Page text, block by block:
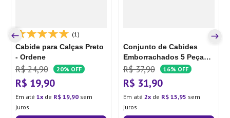
(1)
Cabide para Calças Preto
- Ordene
R$ 24,90 20% OFF
R$ 19,90
Em até 1 de R$ 19,90 sem
juros
Conjunto de Cabides
Emborrachados 5 Peças
Preto - Lyor
R$ 37,90 16% OFF
R$ 31,90
Em até 2 de R$ 15,95 sem
juros